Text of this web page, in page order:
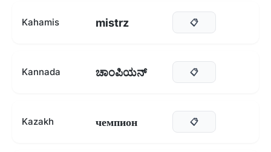
Kahamis mistrz 📋
Kannada ಚಾಂಪಿಯನ್ 📋
Kazakh чемпион 📋